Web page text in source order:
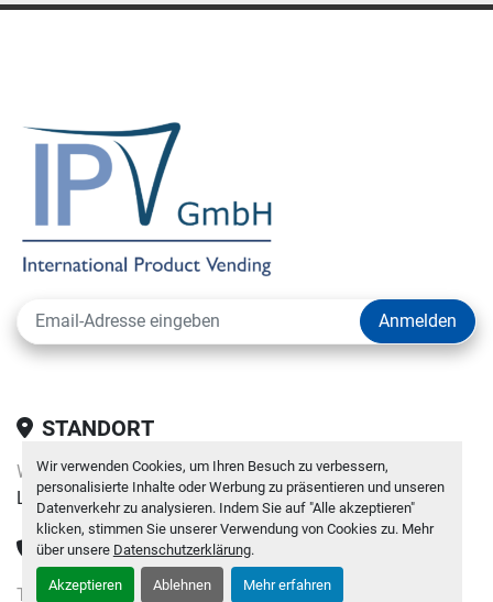
Wir verwenden Cookies, um Ihren Besuch zu verbessern,
personalisierte Inhalte oder Werbung zu präsentieren und unseren
Datenverkehr zu analysieren. Indem Sie auf "Alle akzeptieren"
klicken, stimmen Sie unserer Verwendung von Cookies zu. Mehr
über unsere Datenschutzerklärung.
Akzeptieren Ablehnen Mehr erfahren
Anmelden
STANDORT
WO WIR SIND:
Loipersdorf 11, 3385 Gerersdorf, Österreich
TELEFON
TELEFON: